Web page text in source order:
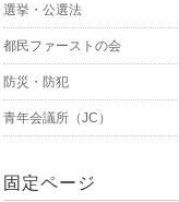
選挙・公選法
都民ファーストの会
防災・防犯
青年会議所（JC）
固定ページ